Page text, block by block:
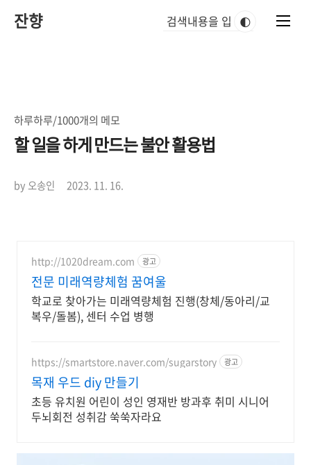
잔향 🌓
하루하루/1000개의 메모
할 일을 하게 만드는 불안 활용법
by 오송인 2023. 11. 16.
http://1020dream.com 광고
전문 미래역량체험 꿈여울
학교로 찾아가는 미래역량체험 진행(창체/동아리/교
복우/돌봄), 센터 수업 병행
https://smartstore.naver.com/sugarstory 광고
목재 우드 diy 만들기
초등 유치원 어린이 성인 영재반 방과후 취미 시니어
두뇌회전 성취감 쑥쑥자라요